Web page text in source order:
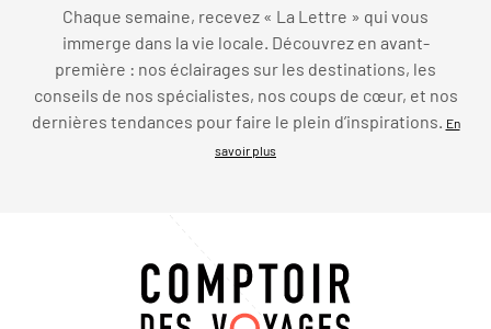
Chaque semaine, recevez « La Lettre » qui vous
immerge dans la vie locale. Découvrez en avant-
première : nos éclairages sur les destinations, les
conseils de nos spécialistes, nos coups de cœur, et nos
dernières tendances pour faire le plein d’inspirations.
En
savoir plus